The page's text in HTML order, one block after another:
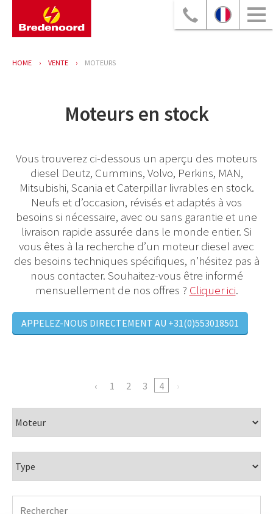
HOME VENTE MOTEURS
Moteurs en stock
Vous trouverez ci-dessous un aperçu des moteurs
diesel Deutz, Cummins, Volvo, Perkins, MAN,
Mitsubishi, Scania et Caterpillar livrables en stock.
Neufs et d’occasion, révisés et adaptés à vos
besoins si nécessaire, avec ou sans garantie et une
livraison rapide assurée dans le monde entier. Si
vous êtes à la recherche d’un moteur diesel avec
des besoins techniques spécifiques, n’hésitez pas à
nous contacter. Souhaitez-vous être informé
mensuellement de nos offres ? Cliquer ici.
APPELEZ-NOUS DIRECTEMENT AU +31(0)553018501
1 2 3 4